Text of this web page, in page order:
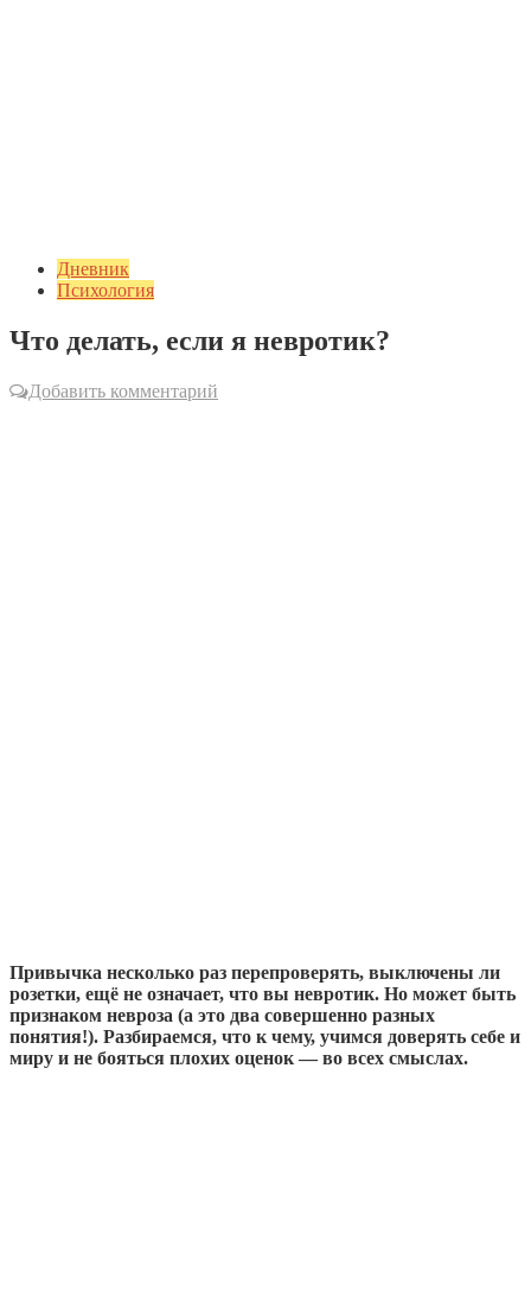
Дневник
Психология
Что делать, если я невротик?
Добавить комментарий
Привычка несколько раз перепроверять, выключены ли
розетки, ещё не означает, что вы невротик. Но может быть
признаком невроза (а это два совершенно разных
понятия!). Разбираемся, что к чему, учимся доверять себе и
миру и не бояться плохих оценок — во всех смыслах.